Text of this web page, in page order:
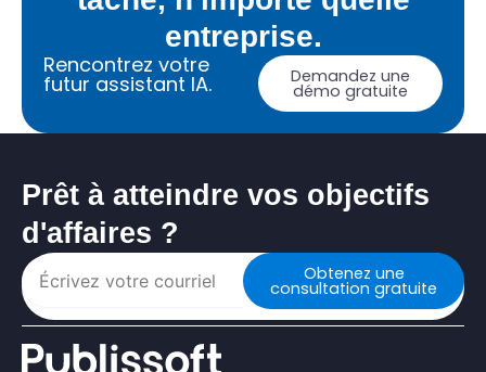
entreprise.
Rencontrez votre
futur assistant IA. Demandez une
démo gratuite
Prêt à atteindre vos objectifs
d'affaires ?
Obtenez une
consultation gratuite